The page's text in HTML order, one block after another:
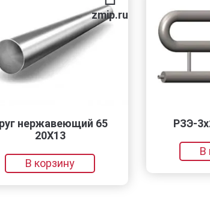
zmip.ru
нержавеющий 65
20Х13
В корзину
РЗЭ-
В